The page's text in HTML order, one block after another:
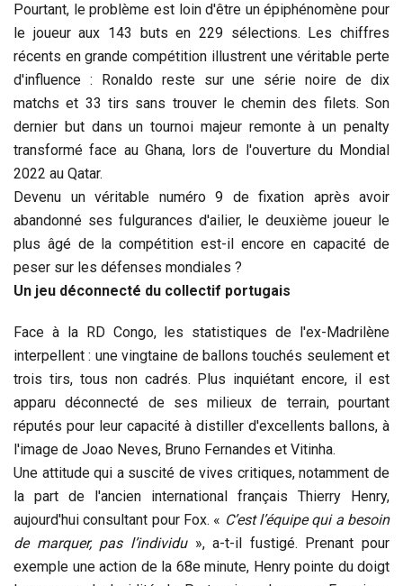
Pourtant, le problème est loin d'être un épiphénomène pour
le joueur aux 143 buts en 229 sélections. Les chiffres
récents en grande compétition illustrent une véritable perte
d'influence : Ronaldo reste sur une série noire de dix
matchs et 33 tirs sans trouver le chemin des filets. Son
dernier but dans un tournoi majeur remonte à un penalty
transformé face au Ghana, lors de l'ouverture du Mondial
2022 au Qatar.
Devenu un véritable numéro 9 de fixation après avoir
abandonné ses fulgurances d'ailier, le deuxième joueur le
plus âgé de la compétition est-il encore en capacité de
peser sur les défenses mondiales ?
Un jeu déconnecté du collectif portugais
Face à la RD Congo, les statistiques de l'ex-Madrilène
interpellent : une vingtaine de ballons touchés seulement et
trois tirs, tous non cadrés. Plus inquiétant encore, il est
apparu déconnecté de ses milieux de terrain, pourtant
réputés pour leur capacité à distiller d'excellents ballons, à
l'image de Joao Neves, Bruno Fernandes et Vitinha.
Une attitude qui a suscité de vives critiques, notamment de
la part de l'ancien international français Thierry Henry,
aujourd'hui consultant pour Fox. « C’est l’équipe qui a besoin
de marquer, pas l’individu», a-t-il fustigé. Prenant pour
exemple une action de la 68e minute, Henry pointe du doigt